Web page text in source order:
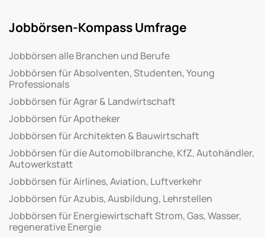
Jobbörsen-Kompass Umfrage
Jobbörsen alle Branchen und Berufe
Jobbörsen für Absolventen, Studenten, Young
Professionals
Jobbörsen für Agrar & Landwirtschaft
Jobbörsen für Apotheker
Jobbörsen für Architekten & Bauwirtschaft
Jobbörsen für die Automobilbranche, KfZ, Autohändler,
Autowerkstatt
Jobbörsen für Airlines, Aviation, Luftverkehr
Jobbörsen für Azubis, Ausbildung, Lehrstellen
Jobbörsen für Energiewirtschaft Strom, Gas, Wasser,
regenerative Energie